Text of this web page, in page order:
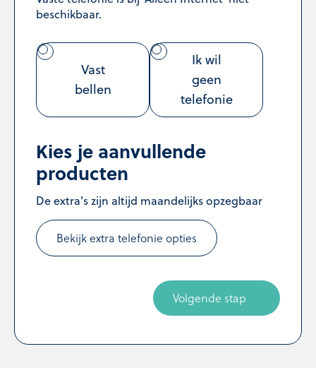
beschikbaar.
Vast
bellen
Ik wil
geen
telefonie
Kies je aanvullende
producten
De extra's zijn altijd maandelijks opzegbaar
Bekijk extra telefonie opties
Volgende stap